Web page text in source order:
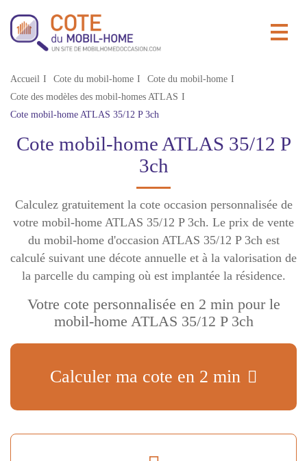
Accueil Cote du mobil-home
Cote du mobil-home
Cote des modèles des mobil-homes ATLAS
Cote mobil-home ATLAS 35/12 P 3ch
Cote mobil-home ATLAS 35/12 P
3ch
Calculez gratuitement la cote occasion personnalisée de
votre mobil-home ATLAS 35/12 P 3ch. Le prix de vente
du mobil-home d'occasion ATLAS 35/12 P 3ch est
calculé suivant une décote annuelle et à la valorisation de
la parcelle du camping où est implantée la résidence.
Votre cote personnalisée en 2 min pour le
mobil-home ATLAS 35/12 P 3ch
Calculer ma cote en 2 min